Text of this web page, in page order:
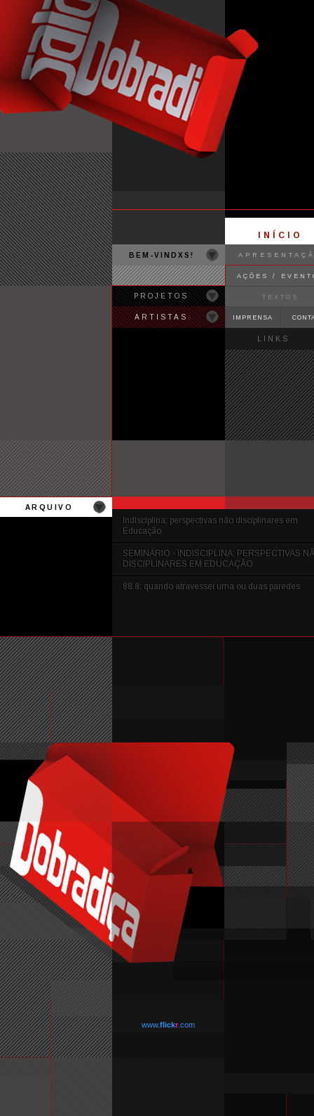
BEM-VINDXS!
PROJETOS
ARTISTAS
INÍCIO
AÇÕES /
TEXTOS
IMPRENSA
LINKS
ARQUIVO
Indisciplina: perspectivas não disciplinares em
Educação
SEMINÁRIO - INDISCIPLINA: PERSPECTIVAS
DISCIPLINARES EM EDUCAÇÃO
88.8: quando atravessei uma ou duas paredes
www.flickr .com